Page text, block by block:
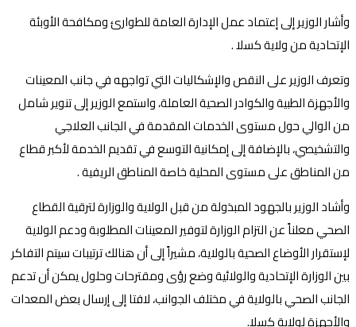
وأشار الوزير إلى إعتماد عمل الإدارة العامة للطوارئ ومكافحة الأوبئة
الإتحادية من ولاية كسلا .
وتعرف الوزير على النقص والإشكاليات التي تواجهه في جانب المعينات
والأجهزة الطبية والكوادر الصحية العاملة، واستمع الوزير إلى تنوير شامل
من الوالي حول مستوى الخدمات المقدمة في الجانب العلاجي
والتشخيصي، بالإضافة إلى إمكانية التوسع في تقديم الخدمة لأكبر قطاع
من المناطق على مستوى المحلية خاصة المناطق الريفية .
وأشاد الوزير بالجهود المبذولة من قبل الولاية والوزارة لترقية القطاع
الصحي معلناً عن التزام الوزارة لتوفير المعينات المطلوبة ودعم الولاية
لإستقرار الأوضاع الصحية بالولاية، مشيراً إلى أن هنالك ترتيبات سيتم التفاكر
بين الوزارة الإتحادية والولائية وضع رؤى ومقترحات وحلول يمكن أن تدعم
الجانب الصحي بالولاية في مختلف الجوانب، لافتا إلى إرسال بعض المعدات
والأجهزة لولاية كسلا.